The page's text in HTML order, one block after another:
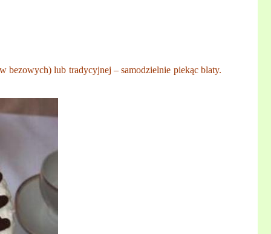
bezowych) lub tradycyjnej – samodzielnie piekąc blaty.